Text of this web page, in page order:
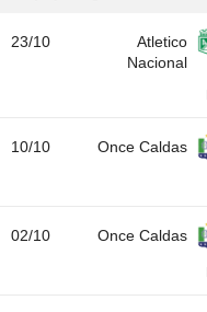
23/10
Atletico
Nacional
10/10 Once Caldas
02/10 Once Caldas